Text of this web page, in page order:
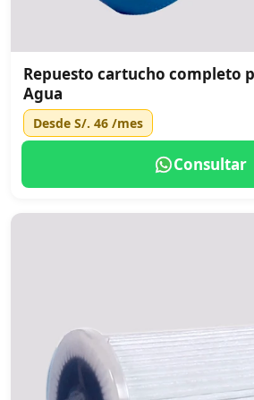
Repuesto cartucho completo
Agua
Desde S/. 46 /mes
Consultar